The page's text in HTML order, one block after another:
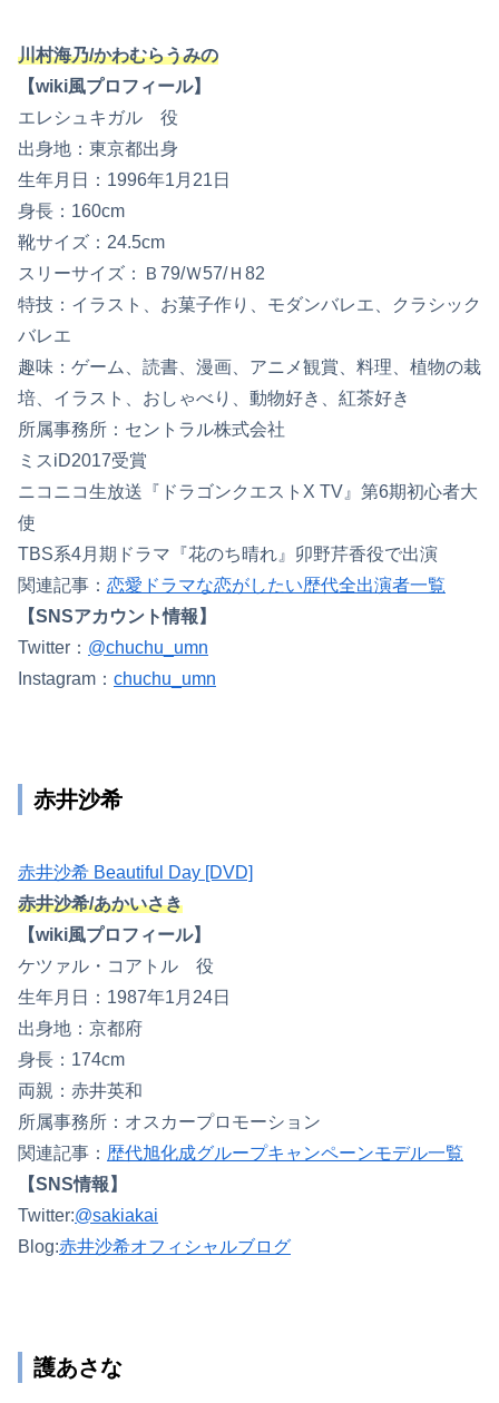
川村海乃/かわむらうみの
【wiki風プロフィール】
エレシュキガル 役
出身地：東京都出身
生年月日：1996年1月21日
身長：160cm
靴サイズ：24.5cm
スリーサイズ：Ｂ79/Ｗ57/Ｈ82
特技：イラスト、お菓子作り、モダンバレエ、クラシック
バレエ
趣味：ゲーム、読書、漫画、アニメ観賞、料理、植物の栽
培、イラスト、おしゃべり、動物好き、紅茶好き
所属事務所：セントラル株式会社
ミスiD2017受賞
ニコニコ生放送『ドラゴンクエストX TV』第6期初心者大
使
TBS系4月期ドラマ『花のち晴れ』卯野芹香役で出演
関連記事： 恋愛ドラマな恋がしたい歴代全出演者一覧
【SNSアカウント情報】
Twitter： @chuchu_umn
Instagram： chuchu_umn
赤井沙希
赤井沙希 Beautiful Day [DVD]
赤井沙希/あかいさき
【wiki風プロフィール】
ケツァル・コアトル 役
生年月日：1987年1月24日
出身地：京都府
身長：174cm
両親：赤井英和
所属事務所：オスカープロモーション
関連記事： 歴代旭化成グループキャンペーンモデル一覧
【SNS情報】
Twitter:@sakiakai
Blog:赤井沙希オフィシャルブログ
護あさな